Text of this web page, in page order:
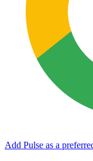
Add Pulse as a